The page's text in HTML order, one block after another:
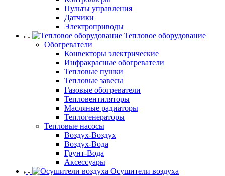
Пульты управления
Датчики
Электроприводы
Тепловое оборудование
Обогреватели
Конвекторы электрические
Инфракрасные обогреватели
Тепловые пушки
Тепловые завесы
Газовые обогреватели
Тепловентиляторы
Масляные радиаторы
Теплогенераторы
Тепловые насосы
Воздух-Воздух
Воздух-Вода
Грунт-Вода
Аксессуары
Осушители воздуха